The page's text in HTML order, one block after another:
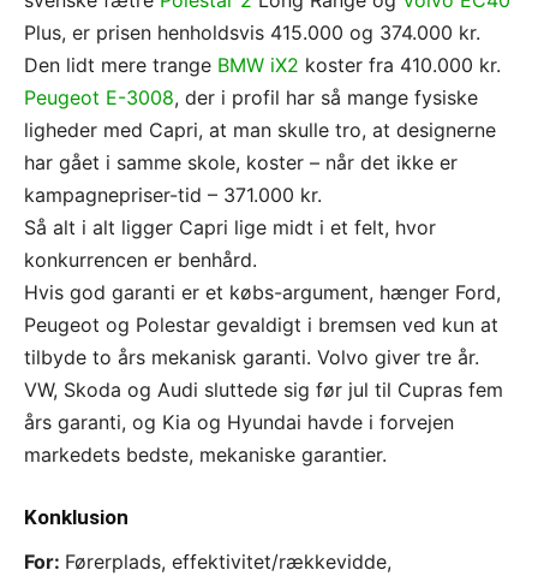
Plus, er prisen henholdsvis 415.000 og 374.000 kr.
Den lidt mere trange BMW iX2 koster fra 410.000 kr.
Peugeot E-3008, der i profil har så mange fysiske
ligheder med Capri, at man skulle tro, at designerne
har gået i samme skole, koster – når det ikke er
kampagnepriser-tid – 371.000 kr.
Så alt i alt ligger Capri lige midt i et felt, hvor
konkurrencen er benhård.
Hvis god garanti er et købs-argument, hænger Ford,
Peugeot og Polestar gevaldigt i bremsen ved kun at
tilbyde to års mekanisk garanti. Volvo giver tre år.
VW, Skoda og Audi sluttede sig før jul til Cupras fem
års garanti, og Kia og Hyundai havde i forvejen
markedets bedste, mekaniske garantier.
Konklusion
For: Førerplads, effektivitet/rækkevidde,